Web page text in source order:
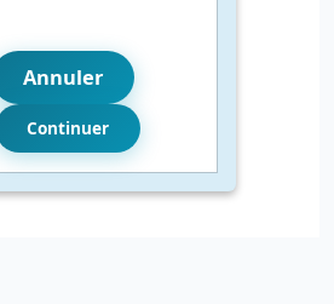
Annuler
Continuer